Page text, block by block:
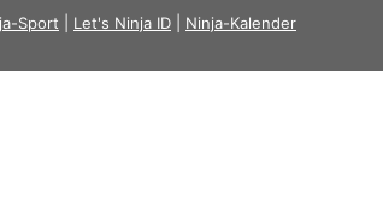
Sport Let's Ninja ID Ninja-Kalender